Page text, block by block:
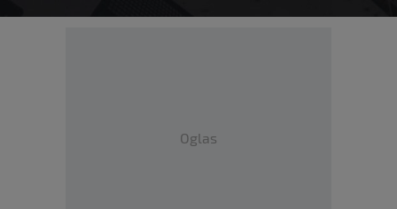
Oglas